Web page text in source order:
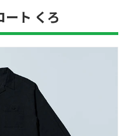
ート くろ